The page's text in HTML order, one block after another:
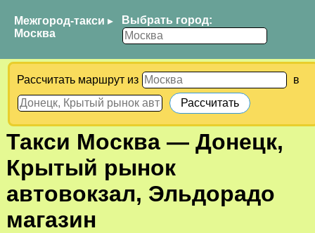
Межгород-такси ▸
Москва
Выбрать город:
Рассчитать маршрут из в
Такси Москва— Донецк,
Крытый рынок
автовокзал, Эльдорадо
магазин